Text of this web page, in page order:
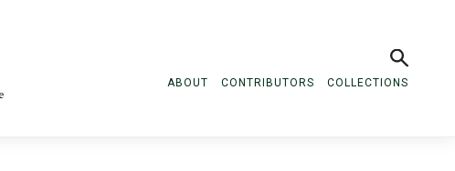
ABOUT CONTRIBUTORS COLLECTIONS